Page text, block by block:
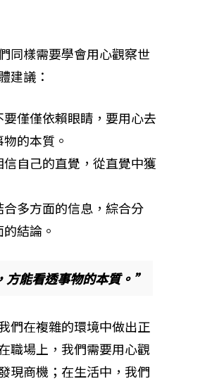
同樣需要學會用心觀察世
建議：
要僅僅依賴眼睛，要用心去
的本質。
信自己的直覺，從直覺中獲
合多方面的信息，綜合分
結論。
方能看透事物的本質。”
們在複雜的環境中做出正
職場上，我們需要用心觀
現商機；在生活中，我們